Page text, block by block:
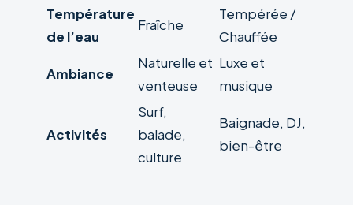
Température
de l’eau
Fraîche
Tempérée /
Chauffée
Ambiance
Naturelle et
venteuse
Luxe et
musique
Activités
Surf,
balade,
culture
Baignade, DJ,
bien-être